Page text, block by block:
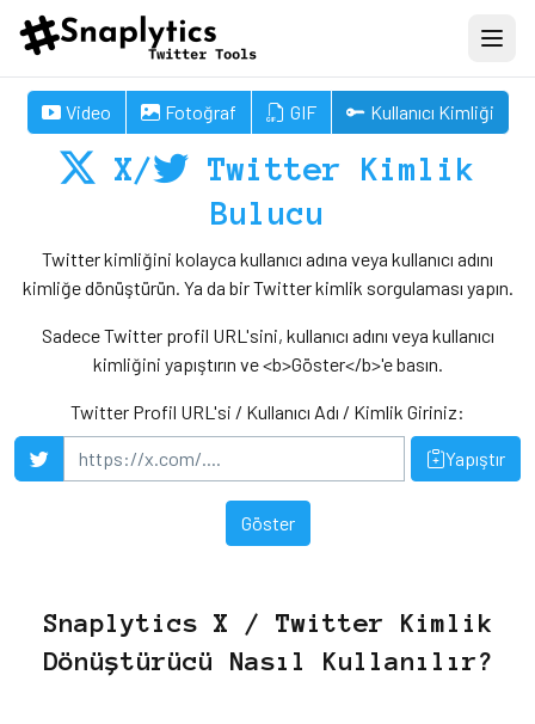
Video Fotoğraf GIF Kullanıcı Kimliği
X/
Twitter Kimlik
Bulucu
Twitter kimliğini kolayca kullanıcı adına veya kullanıcı adını
kimliğe dönüştürün. Ya da bir Twitter kimlik sorgulaması yapın.
Sadece Twitter profil URL'sini, kullanıcı adını veya kullanıcı
kimliğini yapıştırın ve <b>Göster</b>'e basın.
Twitter Profil URL'si / Kullanıcı Adı / Kimlik Giriniz:
Yapıştır
Göster
Snaplytics X / Twitter Kimlik
Dönüştürücü Nasıl Kullanılır?